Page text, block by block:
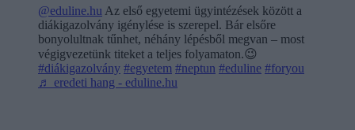
@eduline.hu Az első egyetemi ügyintézések között a
diákigazolvány igénylése is szerepel. Bár elsőre
bonyolultnak tűnhet, néhány lépésből megvan – most
végigvezetünk titeket a teljes folyamaton.😉
#diákigazolvány #egyetem #neptun #eduline #foryou
♬ eredeti hang - eduline.hu